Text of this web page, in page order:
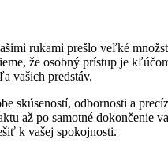
rukami prešlo veľké
že osobný prístup je
vašich predstáv.
skúseností, odbornosti a
až po samotné dokončenie
k vašej spokojnosti.